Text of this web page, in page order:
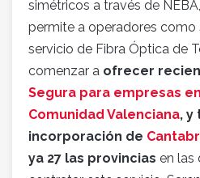
simétricos a través de
permite a operadores como
servicio de Fibra Óptica de
comenzar a ofrecer
Segura para empresas
Comunidad Valenciana, y
incorporación de
ya 27 las provincias en las